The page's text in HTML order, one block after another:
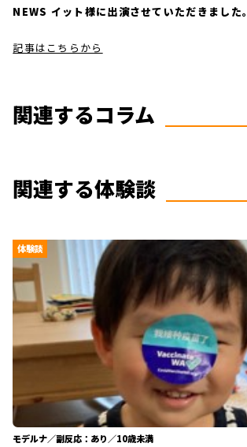
NEWS イット様に出演させていただきました。
記事はこちらから
関連するコラム
関連する体験談
体験談
モデルナ／副反応：あり／10歳未満